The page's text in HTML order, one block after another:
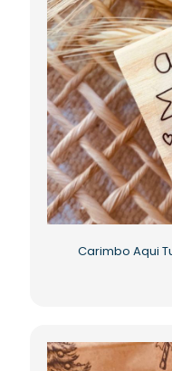
Carimbo Aqui